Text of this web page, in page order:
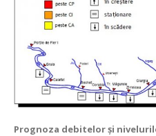
Prognoza debitelor şi